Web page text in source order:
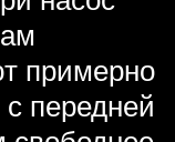
примерно
передней